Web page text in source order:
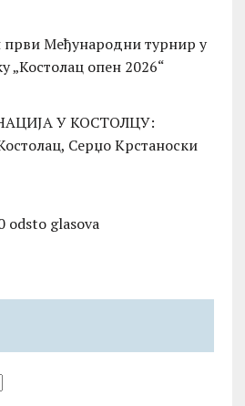
Међународни турнир у
„Костолац опен 2026“
У КОСТОЛЦУ:
Серџо Крстаноски
odsto glasova